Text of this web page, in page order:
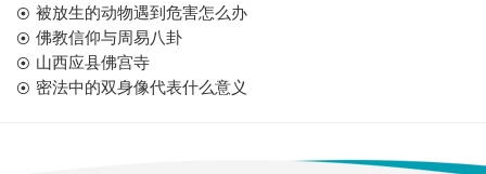
被放生的动物遇到危害怎么办
佛教信仰与周易八卦
山西应县佛宫寺
密法中的双身像代表什么意义